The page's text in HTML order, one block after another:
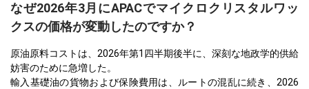
なぜ2026年3月にAPACでマイクロクリスタルワッ
クスの価格が変動したのですか？
原油原料コストは、2026年第1四半期後半に、深刻な地政学的供給
妨害のために急増した。
輸入基礎油の貨物および保険費用は、ルートの混乱に続き、2026